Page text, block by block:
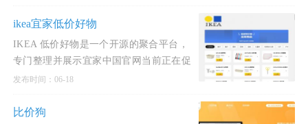
ikea宜家低价好物
IKEA 低价好物是一个开源的聚合平台，
专门整理并展示宜家中国官网当前正在促
销的商品。
发布时间：06-18
比价狗